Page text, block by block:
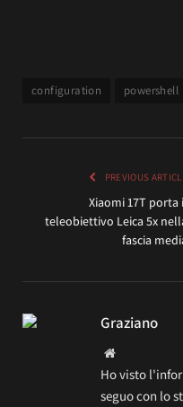
configuration powershell
PREVIOUS
Xiaomi 17T porta
teleobiettivo Leica 5x
fascia
Graziano
Website
Ho visto
seguo con lo